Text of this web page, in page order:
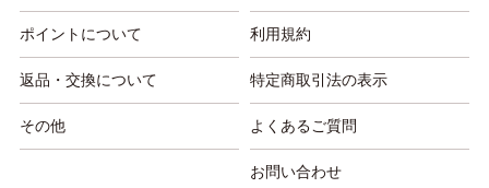
ポイントについて
返品・交換について
その他
利用規約
特定商取引法の表示
よくあるご質問
お問い合わせ